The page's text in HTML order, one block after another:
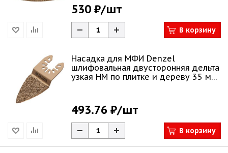
530 ₽/шт
В корзину
Насадка для МФИ Denzel
шлифовальная двусторонняя дельта
узкая HM по плитке и дереву 35 мм
493.76 ₽/шт
В корзину